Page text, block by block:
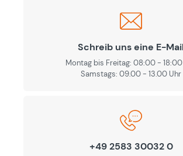
Schreib uns eine E-Mail
Montag bis Freitag: 08:00 -
Samstags: 09.00 - 13.00 Uhr
+49 2583 30032 0